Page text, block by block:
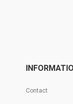
Contact